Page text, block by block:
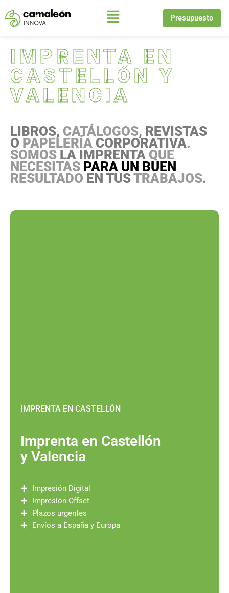
Saltar
contenido
Presupuesto
IMPRENTA EN
CASTELLÓN Y
VALENCIA
LIBROS, CATÁLOGOS, REVISTAS
O PAPELERÍA CORPORATIVA.
SOMOS LA IMPRENTA QUE
NECESITAS PARA UN BUEN
RESULTADO EN TUSTRABAJOS.
IMPRENTA EN CASTELLÓN
Imprenta en Castellón
y Valencia
Impresión Digital
Impresión Offset
Plazos urgentes
Envíos a España y Europa